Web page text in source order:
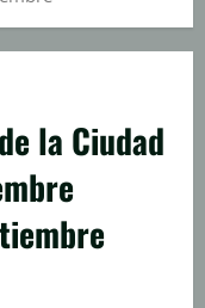
la Ciudad